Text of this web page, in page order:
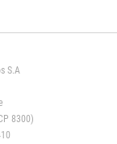
S.A
8300)